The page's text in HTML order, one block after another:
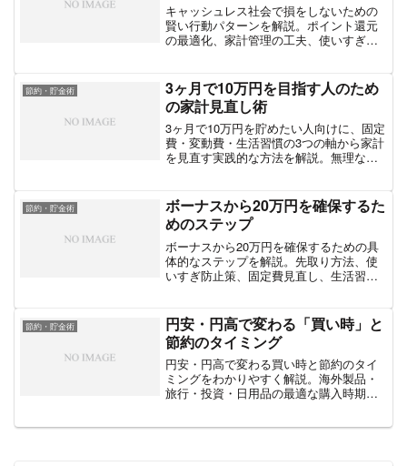
キャッシュレス社会で損をしないための
賢い行動パターンを解説。ポイント還元
の最適化、家計管理の工夫、使いすぎを
節約・貯金術
3ヶ月で10万円を目指す人のため
の家計見直し術
3ヶ月で10万円を貯めたい人向けに、固定
費・変動費・生活習慣の3つの軸から家計
を見直す実践的な方法を解説。無理なく
節約・貯金術
ボーナスから20万円を確保するた
めのステップ
ボーナスから20万円を確保するための具
体的なステップを解説。先取り方法、使
いすぎ防止策、固定費見直し、生活習慣
節約・貯金術
円安・円高で変わる「買い時」と
節約のタイミング
円安・円高で変わる買い時と節約のタイ
ミングをわかりやすく解説。海外製品・
旅行・投資・日用品の最適な購入時期